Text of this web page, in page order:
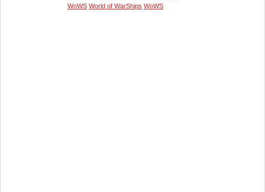
WoWS World of WarShips WoWS